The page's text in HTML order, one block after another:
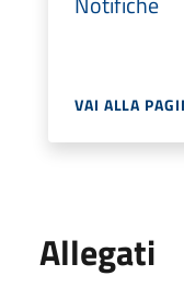
VAI ALLA
Allegati